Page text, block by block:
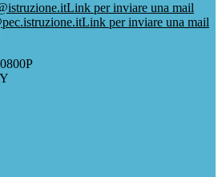
Link per inviare una mail
Link per inviare una mail